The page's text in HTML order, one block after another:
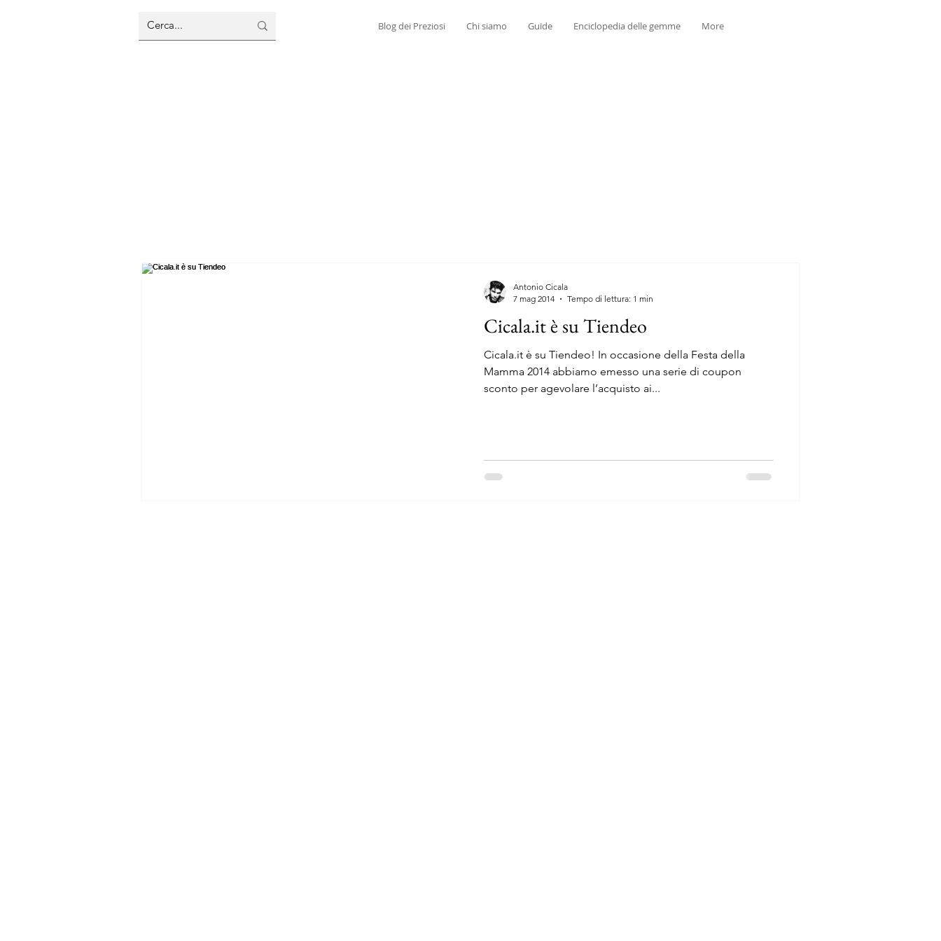
Blog dei Preziosi Chi siamo Guide Enciclopedia delle gemme More
Cicala.it è su Tiendeo
Cicala.it è su Tiendeo! In occasione della Festa della
Mamma 2014 abbiamo emesso una serie di coupon
sconto per agevolare l’acquisto ai...
Antonio Cicala
7 mag 2014
Tempo di lettura: 1 min